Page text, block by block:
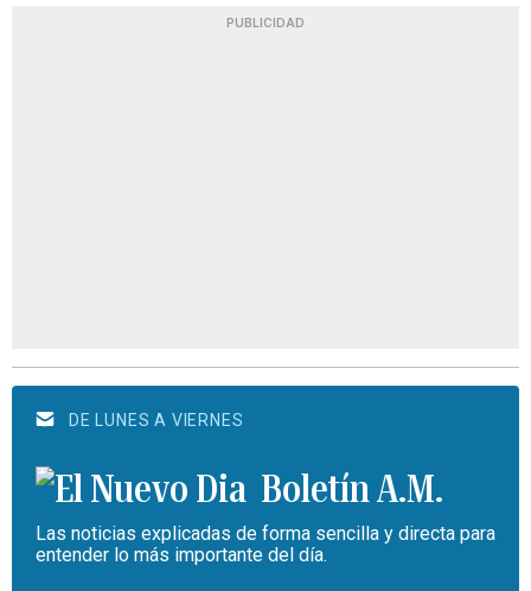
PUBLICIDAD
DE LUNES A VIERNES
Boletín A.M.
Las noticias explicadas de forma sencilla y directa para
entender lo más importante del día.